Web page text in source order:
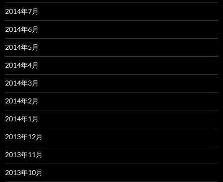
2014年7月
2014年6月
2014年5月
2014年4月
2014年3月
2014年2月
2014年1月
2013年12月
2013年11月
2013年10月